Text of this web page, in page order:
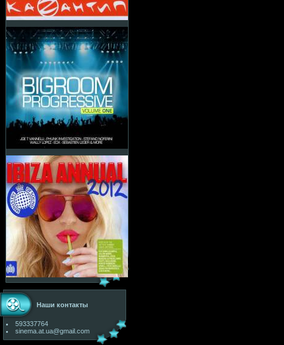
Наши контакты
593337764
sinema.at.ua@gmail.com